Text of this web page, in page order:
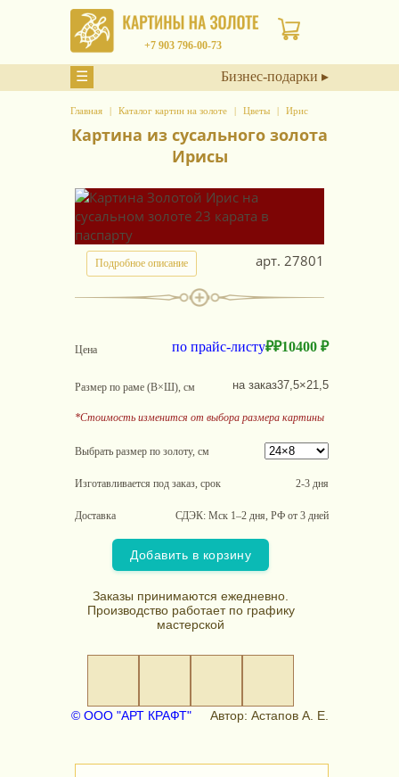
+7 903 796-00-73
☰ Бизнес-подарки ▸
Главная Каталог картин на золоте Цветы Ирис
Картина из сусального золота
Ирисы
Подробное описание арт. 27801
Цена 10400 ₽
₽
₽
по прайс-листу
Размер по раме (В×Ш), см 37,5×21,5
на заказ
*Стоимость изменится от выбора размера картины
Выбрать размер по золоту, см
Изготавливается под заказ, срок 2-3 дня
Доставка СДЭК: Мск 1–2 дня, РФ от 3 дней
Добавить в корзину
Заказы принимаются ежедневно.
Производство работает по графику
мастерской
© ООО "АРТ КРАФТ" Автор: Астапов А. Е.